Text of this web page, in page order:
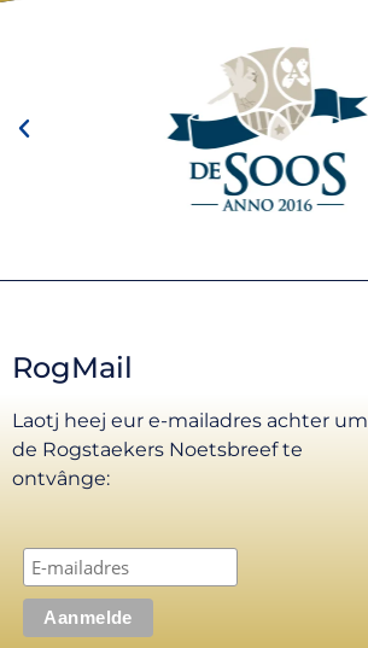
RogMail
Laotj heej eur e-mailadres achter um
de Rogstaekers Noetsbreef te
ontvânge: